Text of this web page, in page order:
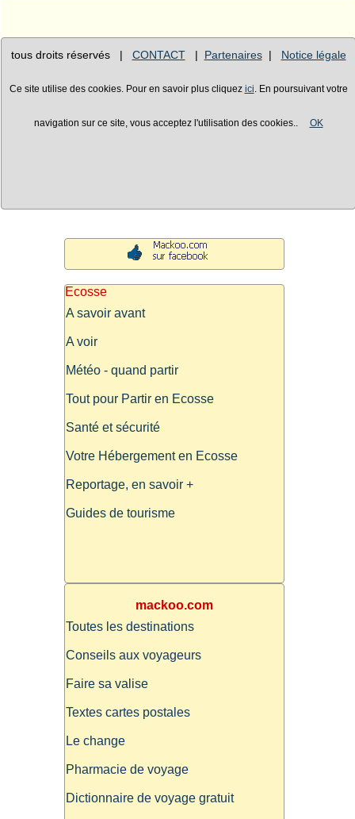
tous droits réservés | CONTACT| Partenaires| Notice légale
Ce site utilise des cookies. Pour en savoir plus cliquez ici . En poursuivant votre
navigation sur ce site, vous acceptez l'utilisation des cookies.. OK
Ecosse
A savoir avant
A voir
Météo - quand partir
Tout pour Partir en Ecosse
Santé et sécurité
Votre Hébergement en Ecosse
Reportage, en savoir +
Guides de tourisme
mackoo.com
Toutes les destinations
Conseils aux voyageurs
Faire sa valise
Textes cartes postales
Le change
Pharmacie de voyage
Dictionnaire de voyage gratuit